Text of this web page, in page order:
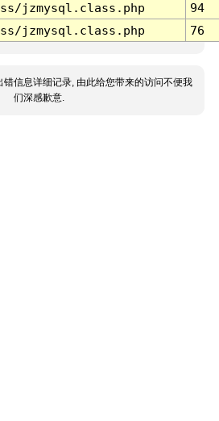
jzmysql.class.php
94
jzmysql.class.php 76
错信息详细记录, 由此给您带来的访问不便我
们深感歉意.